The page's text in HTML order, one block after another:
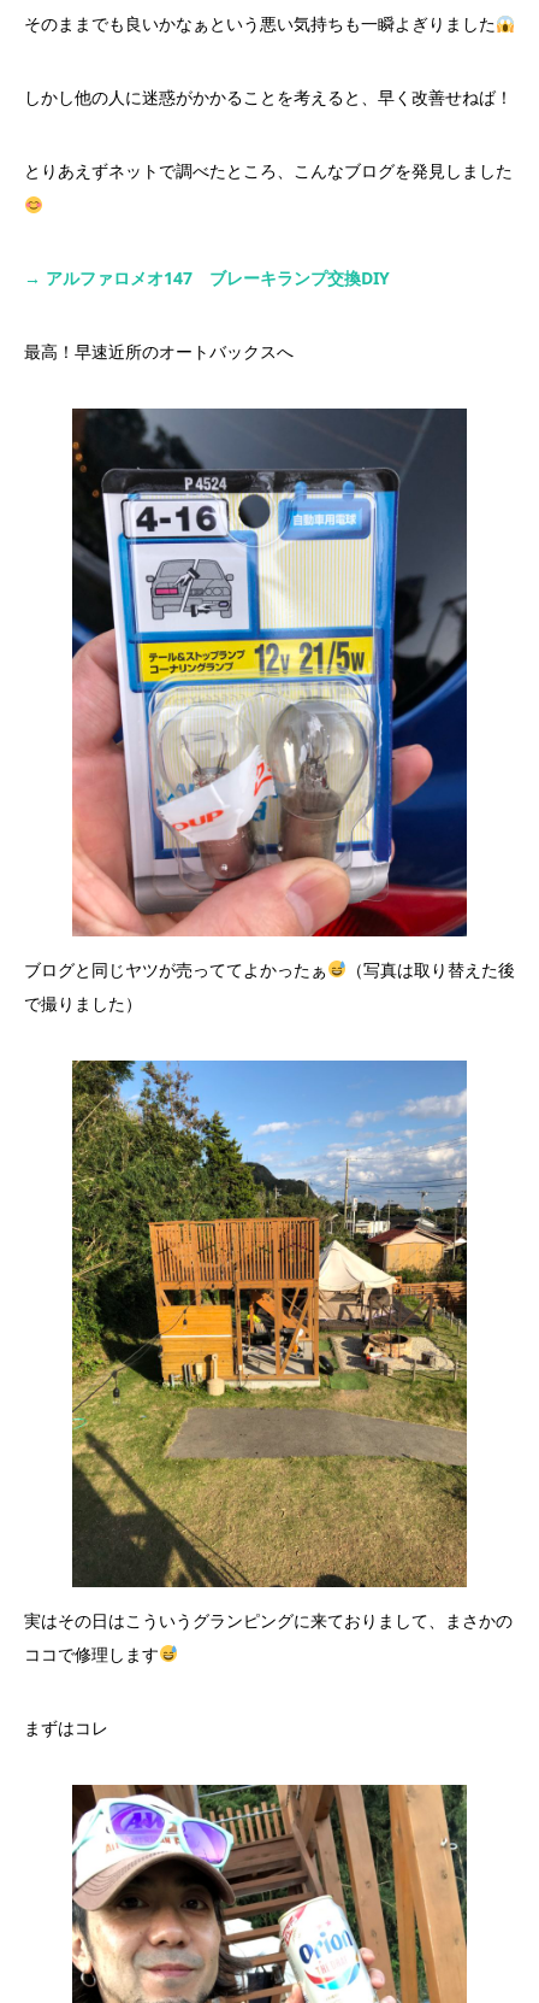
そのままでも良いかなぁという悪い気持ちも一瞬よぎりました
しかし他の人に迷惑がかかることを考えると、早く改善せねば！
とりあえずネットで調べたところ、こんなブログを発見しました
→ アルファロメオ147 ブレーキランプ交換DIY
最高！早速近所のオートバックスへ
ブログと同じヤツが売っててよかったぁ
（写真は取り替えた後
で撮りました）
実はその日はこういうグランピングに来ておりまして、まさかの
ココで修理します
まずはコレ